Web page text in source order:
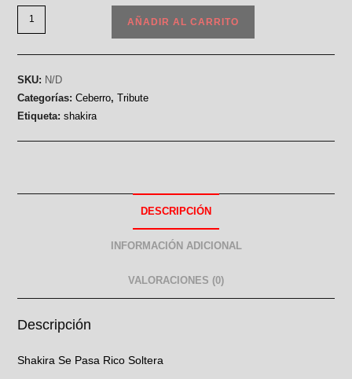
AÑADIR AL CARRITO
SKU: N/D
Categorías:Ceberro,Tribute
Etiqueta:shakira
DESCRIPCIÓN
INFORMACIÓN ADICIONAL
VALORACIONES (0)
Descripción
Shakira Se Pasa Rico Soltera